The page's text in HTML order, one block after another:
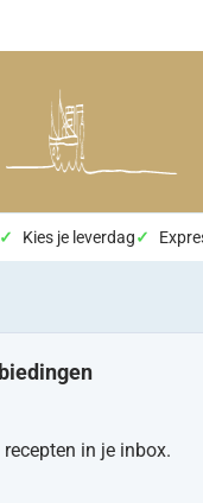
Kies je leverdag
in je inbox.